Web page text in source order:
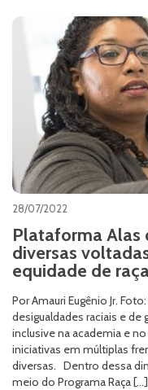
28/07/2022
Plataforma Alas
diversas
equidade de
Por Amauri Eugênio Jr.
desigualdades raciais e de
inclusive na academia e
iniciativas em múltiplas
diversas. Dentro dessa
meio do Programa Raça […]